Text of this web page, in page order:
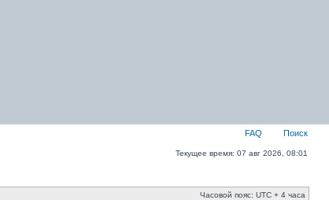
FAQ Поиск
Текущее время: 07 авг 2026, 08:01
Часовой пояс: UTC + 4 часа